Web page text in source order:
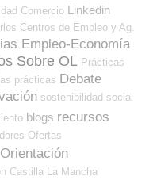
Comercio Linkedin
Centros de Empleo y Ag.
Empleo-Economía
Sobre OL Prácticas
prácticas Debate
sostenibilidad social
blogs recursos
Ofertas
Orientación
Castilla La Mancha